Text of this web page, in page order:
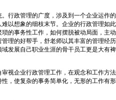
行政管理的广度，涉及到一个企业运作
以想象的细枝末节。企业的行政管理如
的事务性工作，如何摆脱被动局面，主
理的好帮手，舒老师以其丰富的管理经
发展自己职业生涯的骨干员工更是大有
视企业行政管理工作，在观念和工作方
，使复杂的事务简单化，无形的工作有